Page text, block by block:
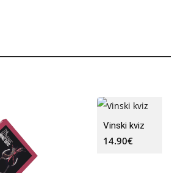
Vinski kviz
14.90€